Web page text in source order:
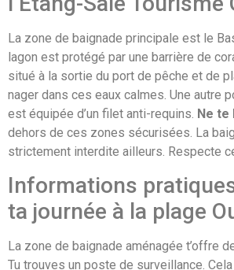
La zone de baignade principale est le
lagon est protégé par une barrière de
situé à la sortie du port de pêche et de
nager dans ces eaux calmes. Une autre
est équipée d’un filet anti-requins. Ne te
dehors de ces zones sécurisées. La
strictement interdite ailleurs. Respecte
Informations
ta journée à la plage
La zone de baignade aménagée t’offre
Tu trouves un poste de surveillance.